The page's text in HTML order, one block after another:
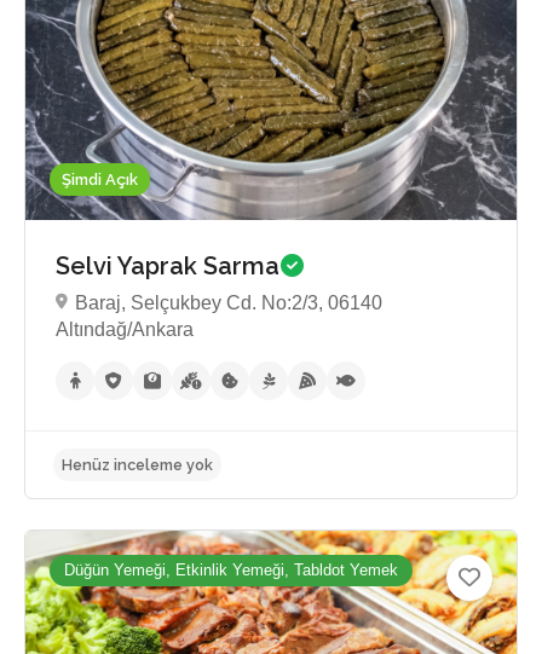
Şimdi Açık
Selvi Yaprak Sarma
Baraj, Selçukbey Cd. No:2/3, 06140
Altındağ/Ankara
Düğün Yemeği, Etkinlik Yemeği, Tabldot Yemek